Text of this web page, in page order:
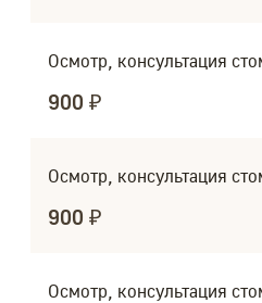
Осмотр, консультация
900 ₽
Осмотр, консультация
900 ₽
Осмотр, консультация